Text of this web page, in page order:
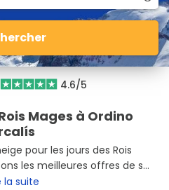
4.6/5
Mages à Ordino
pour les jours des Rois
les meilleures offres de ski
pour que vous profitiez
la suite